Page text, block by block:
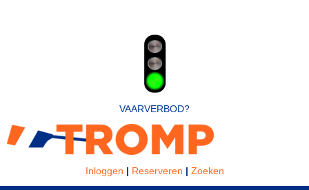
VAARVERBOD?
Inloggen | Reserveren | Zoeken